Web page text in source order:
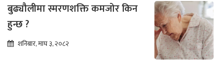
बुढ्यौलीमा स्मरणशक्ति कमजोर किन
हुन्छ ?
शनिबार, माघ ३, २०८२